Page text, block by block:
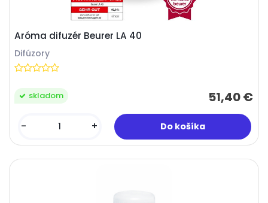
Aróma difuzér Beurer LA 40
Difúzory
51,40 €
skladom
- +